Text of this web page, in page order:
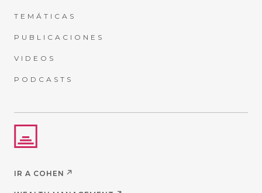
TEMÁTICAS
PUBLICACIONES
VIDEOS
PODCASTS
IR A COHEN